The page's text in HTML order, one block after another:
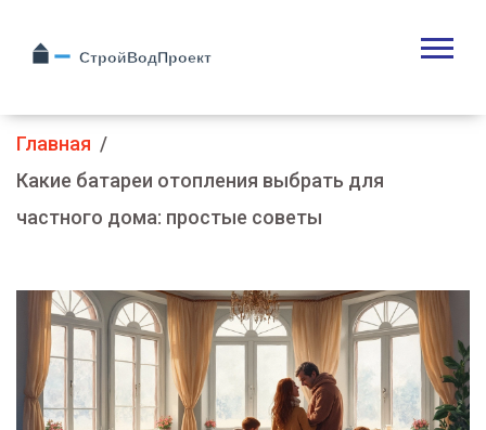
Главная
Какие батареи отопления выбрать для
частного дома: простые советы